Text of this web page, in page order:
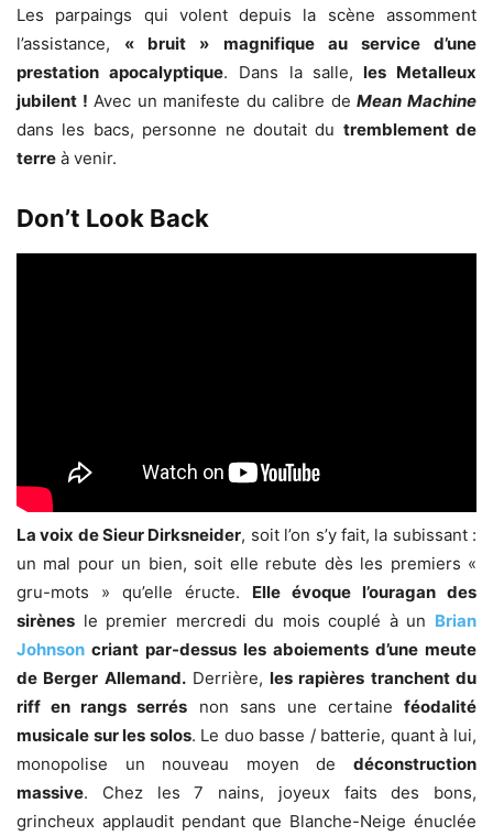
Les parpaings qui volent depuis la scène assomment
l’assistance, « bruit » magnifique au service d’une
prestation apocalyptique. Dans la salle, les Metalleux
jubilent ! Avec un manifeste du calibre deMean Machine
dans les bacs, personne ne doutait du tremblement de
terre à venir.
Don’t Look Back
La voix de Sieur Dirksneider, soit l’on s’y fait, la subissant :
un mal pour un bien, soit elle rebute dès les premiers «
gru-mots » qu’elle éructe. Elle évoque l’ouragan des
sirènes le premier mercredi du mois couplé à un Brian
Johnson criant par-dessus les aboiements d’une meute
de Berger Allemand.Derrière,les rapières tranchent du
riff en rangs serrés non sans une certaine féodalité
musicale sur les solos. Le duo basse / batterie, quant à lui,
monopolise un nouveau moyen de déconstruction
massive. Chez les 7 nains, joyeux faits des bons,
grincheux applaudit pendant que Blanche-Neige énuclée